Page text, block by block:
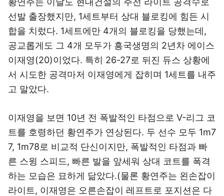
선발 출장했지만, 1세트부터 상대 블로킹에 힘든 시
합을 치렀다. 1세트에만 4개의 블로킹을 당했는데,
공교롭게도 그 4개 모두가 흥국생명의 2년차 에이스
이재영(20)이었다. 특히 26-27로 뒤진 듀스 상황에
서 시도한 공격마저 이재영에게 잡히며 1세트를 내주
고 말았다.
이재영을 보면 10년 전 폭발적인 타점으로 V-리그 코
트를 호령하던 황연주가 연상된다. 두 선수 모두 1m7
7, 1m78로 비교적 단신이지만, 폭발적인 타점과 빠
른 스윙 스피드, 빠른 발을 앞세워 상대 코트를 폭격
하는 모습은 묘하게 닮았다.(물론 황연주는 왼손잡이
라이트, 이재영은 오른손잡이 레프트로 포지션은 다